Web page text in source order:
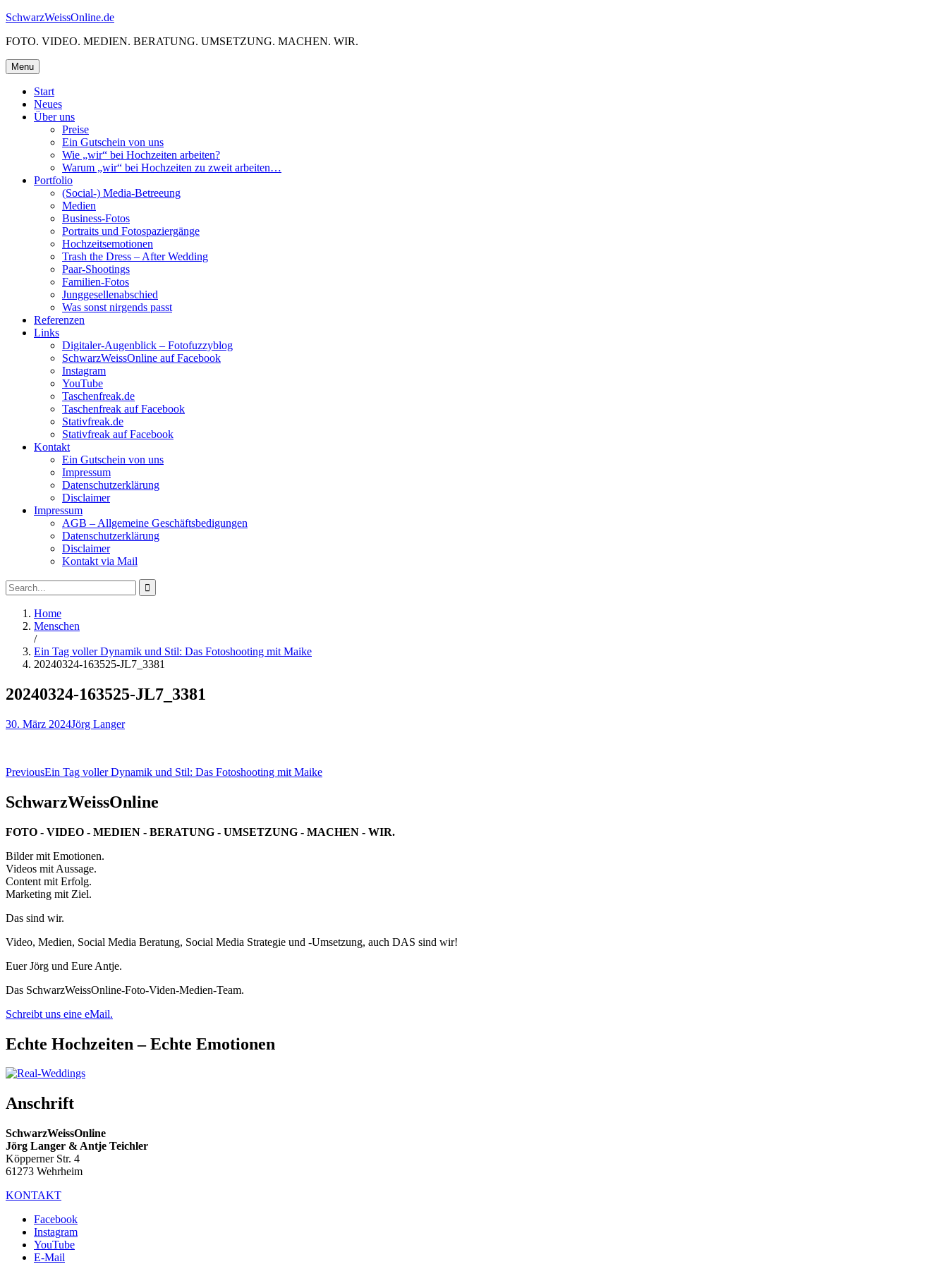
Skip
content
SchwarzWeissOnline.de
FOTO. VIDEO. MEDIEN. BERATUNG. UMSETZUNG. MACHEN. WIR.
Menu
Start
Neues
Über uns
Preise
Ein Gutschein von uns
Wie „wir“ bei Hochzeiten arbeiten?
Warum „wir“ bei Hochzeiten zu zweit arbeiten…
Portfolio
(Social-) Media-Betreeung
Medien
Business-Fotos
Portraits und Fotospaziergänge
Hochzeitsemotionen
Trash the Dress – After Wedding
Paar-Shootings
Familien-Fotos
Junggesellenabschied
Was sonst nirgends passt
Referenzen
Links
Digitaler-Augenblick – Fotofuzzyblog
SchwarzWeissOnline auf Facebook
Instagram
YouTube
Taschenfreak.de
Taschenfreak auf Facebook
Stativfreak.de
Stativfreak auf Facebook
Kontakt
Ein Gutschein von uns
Impressum
Datenschutzerklärung
Disclaimer
Impressum
AGB – Allgemeine Geschäftsbedigungen
Datenschutzerklärung
Disclaimer
Kontakt via Mail
Search
Search
for:
Home
Menschen
/
Ein Tag voller Dynamik und Stil: Das Fotoshooting mit Maike
20240324-163525-JL7_3381
20240324-163525-JL7_3381
30. März 2024Jörg Langer
Beitragsnavigation
PreviousEin Tag voller Dynamik und Stil: Das Fotoshooting mit Maike
SchwarzWeissOnline
FOTO - VIDEO - MEDIEN - BERATUNG - UMSETZUNG - MACHEN - WIR.
Bilder mit Emotionen.
Videos mit Aussage.
Content mit Erfolg.
Marketing mit Ziel.
Das sind wir.
Video, Medien, Social Media Beratung, Social Media Strategie und -Umsetzung, auch DAS sind wir!
Euer Jörg und Eure Antje.
Das SchwarzWeissOnline-Foto-Viden-Medien-Team.
Schreibt uns eine eMail.
Echte Hochzeiten – Echte Emotionen
Anschrift
SchwarzWeissOnline
Jörg Langer & Antje Teichler
Köpperner Str. 4
61273 Wehrheim
KONTAKT
Facebook
Instagram
YouTube
E-Mail